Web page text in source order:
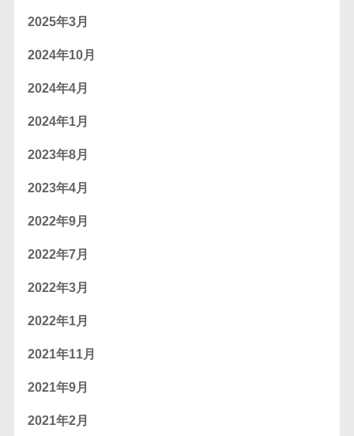
2025年3月
2024年10月
2024年4月
2024年1月
2023年8月
2023年4月
2022年9月
2022年7月
2022年3月
2022年1月
2021年11月
2021年9月
2021年2月